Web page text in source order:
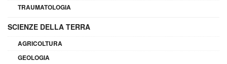
TRAUMATOLOGIA
SCIENZE DELLA TERRA
AGRICOLTURA
GEOLOGIA